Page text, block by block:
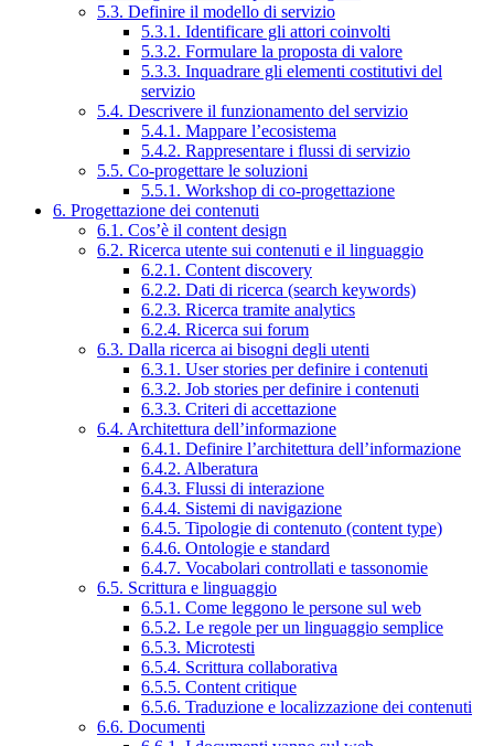
5.3. Definire il modello di servizio
5.3.1. Identificare gli attori coinvolti
5.3.2. Formulare la proposta di valore
5.3.3. Inquadrare gli elementi costitutivi del
servizio
5.4. Descrivere il funzionamento del servizio
5.4.1. Mappare l’ecosistema
5.4.2. Rappresentare i flussi di servizio
5.5. Co-progettare le soluzioni
5.5.1. Workshop di co-progettazione
6. Progettazione dei contenuti
6.1. Cos’è il content design
6.2. Ricerca utente sui contenuti e il linguaggio
6.2.1. Content discovery
6.2.2. Dati di ricerca (search keywords)
6.2.3. Ricerca tramite analytics
6.2.4. Ricerca sui forum
6.3. Dalla ricerca ai bisogni degli utenti
6.3.1. User stories per definire i contenuti
6.3.2. Job stories per definire i contenuti
6.3.3. Criteri di accettazione
6.4. Architettura dell’informazione
6.4.1. Definire l’architettura dell’informazione
6.4.2. Alberatura
6.4.3. Flussi di interazione
6.4.4. Sistemi di navigazione
6.4.5. Tipologie di contenuto (content type)
6.4.6. Ontologie e standard
6.4.7. Vocabolari controllati e tassonomie
6.5. Scrittura e linguaggio
6.5.1. Come leggono le persone sul web
6.5.2. Le regole per un linguaggio semplice
6.5.3. Microtesti
6.5.4. Scrittura collaborativa
6.5.5. Content critique
6.5.6. Traduzione e localizzazione dei contenuti
6.6. Documenti